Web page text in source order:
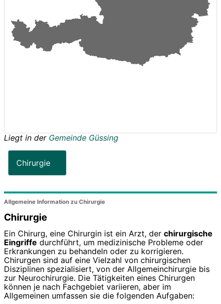
Liegt in der Gemeinde Güssing
Chirurgie
Allgemeine Information zu Chirurgie
Chirurgie
Ein Chirurg, eine Chirurgin ist ein Arzt, der chirurgische
Eingriffe durchführt, um medizinische Probleme oder
Erkrankungen zu behandeln oder zu korrigieren.
Chirurgen sind auf eine Vielzahl von chirurgischen
Disziplinen spezialisiert, von der Allgemeinchirurgie bis
zur Neurochirurgie. Die Tätigkeiten eines Chirurgen
können je nach Fachgebiet variieren, aber im
Allgemeinen umfassen sie die folgenden Aufgaben: